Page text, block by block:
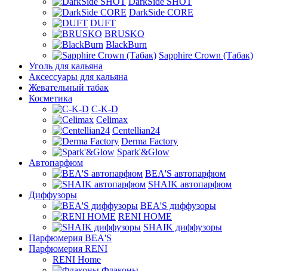
DarkSide CORE
DUFT
BRUSKO
BlackBurn
Sapphire Crown (Табак)
Уголь для кальяна
Аксессуары для кальяна
Жевательный табак
Косметика
C-K-D
Celimax
Centellian24
Derma Factory
Spark'&Glow
Автопарфюм
BEA'S автопарфюм
SHAIK автопарфюм
Диффузоры
BEA'S диффузоры
RENI HOME
SHAIK диффузоры
Парфюмерия BEA'S
Парфюмерия RENI
RENI Home